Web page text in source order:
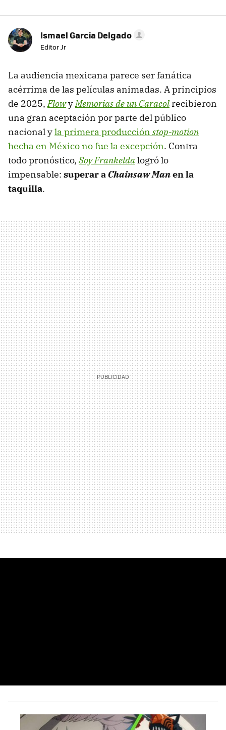
Ismael Garcia Delgado
Editor Jr
La audiencia mexicana parece ser fanática
acérrima de las películas animadas. A principios
de 2025,FlowyMemorias de un Caracolrecibieron
una gran aceptación por parte del público
nacional yla primera producción stop-motion
hecha en México no fue la excepción. Contra
todo pronóstico, Soy Frankeldalogró lo
impensable: superar aChainsaw Manen la
taquilla.